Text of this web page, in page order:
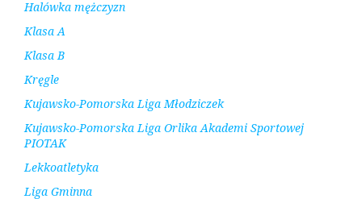
Halówka mężczyzn
Klasa A
Klasa B
Kręgle
Kujawsko-Pomorska Liga Młodziczek
Kujawsko-Pomorska Liga Orlika Akademi Sportowej
PIOTAK
Lekkoatletyka
Liga Gminna